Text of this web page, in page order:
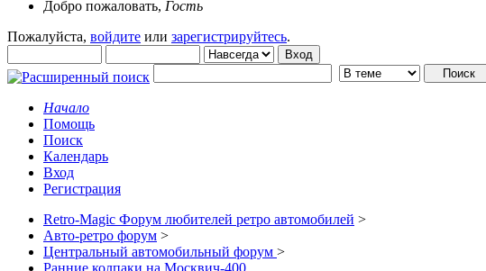
Добро пожаловать, Гость
Пожалуйста, войдите или зарегистрируйтесь.
Начало
Помощь
Поиск
Календарь
Вход
Регистрация
Retro-Magic Форум любителей ретро автомобилей >
Авто-ретро форум >
Центральный автомобильный форум >
Ранние колпаки на Москвич-400